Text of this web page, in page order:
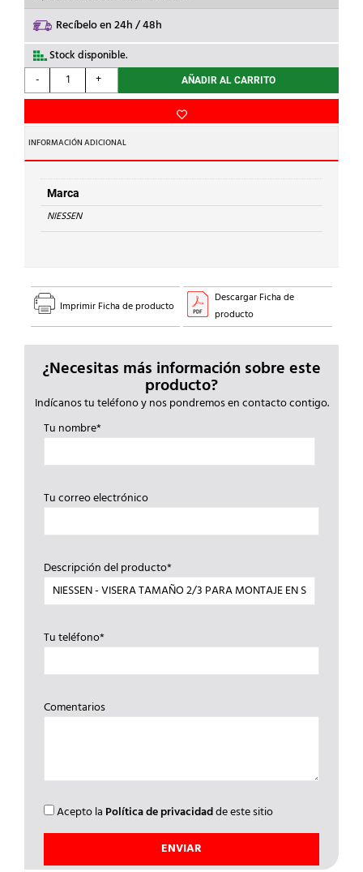
Recíbelo en 24h / 48h
Stock disponible.
-
NIESSEN
-
TAMAÑO
2/3
PARA
MONTAJE
EN
SUPERFICIE
AL
+ AÑADIR AL CARRITO
INFORMACIÓN ADICIONAL
Marca
NIESSEN
Imprimir Ficha de producto
Descargar Ficha de
producto
¿Necesitas más información sobre este
producto?
Indícanos tu teléfono y nos pondremos en contacto contigo.
Tu nombre*
Tu correo electrónico
Descripción del producto*
Tu teléfono*
Comentarios
Acepto la Política de privacidadde este sitio